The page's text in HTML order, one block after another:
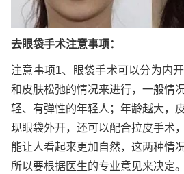
去眼袋手术注意事项：
注意事项1、眼袋手术可以分为内
和皮肤松弛的情况来进行，一般情
轻、有弹性的年轻人；年龄越大，
现眼袋外开，还可以配合拉皮手术
能让人看起来更加自然，这两种情
所以要根据医生的专业意见来决定。